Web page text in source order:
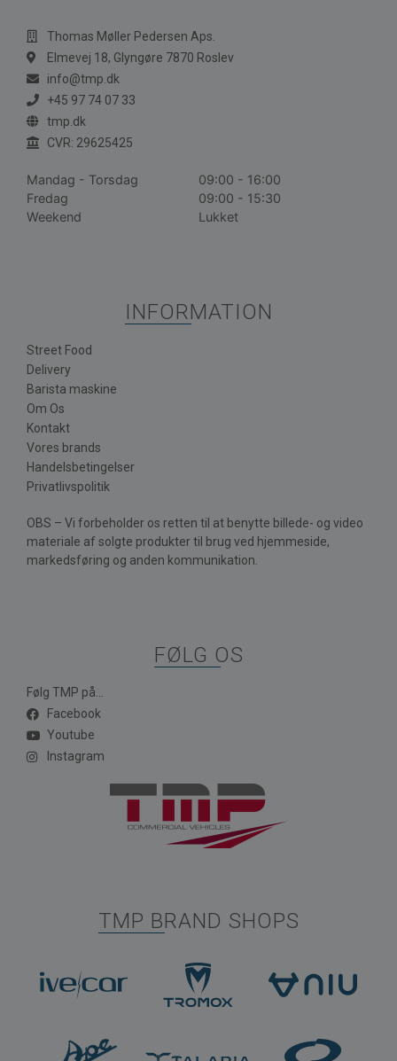
Thomas Møller Pedersen Aps.
Elmevej 18, Glyngøre 7870 Roslev
info@tmp.dk
+45 97 74 07 33
tmp.dk
CVR: 29625425
Mandag - Torsdag
09:00 - 16:00
Fredag
09:00 - 15:30
Weekend
Lukket
INFORMATION
Street Food
Delivery
Barista maskine
Om Os
Kontakt
Vores brands
Handelsbetingelser
Privatlivspolitik
OBS – Vi forbeholder os retten til at benytte billede- og video
materiale af solgte produkter til brug ved hjemmeside,
markedsføring og anden kommunikation.
FØLG OS
Følg TMP på...
Facebook
Youtube
Instagram
TMP BRAND SHOPS